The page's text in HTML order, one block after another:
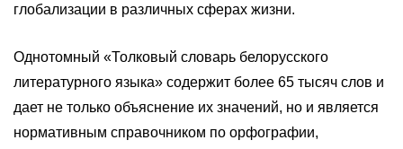
глобализации в различных сферах жизни.
Однотомный «Толковый словарь белорусского
литературного языка» содержит более 65 тысяч слов и
дает не только объяснение их значений, но и является
нормативным справочником по орфографии,